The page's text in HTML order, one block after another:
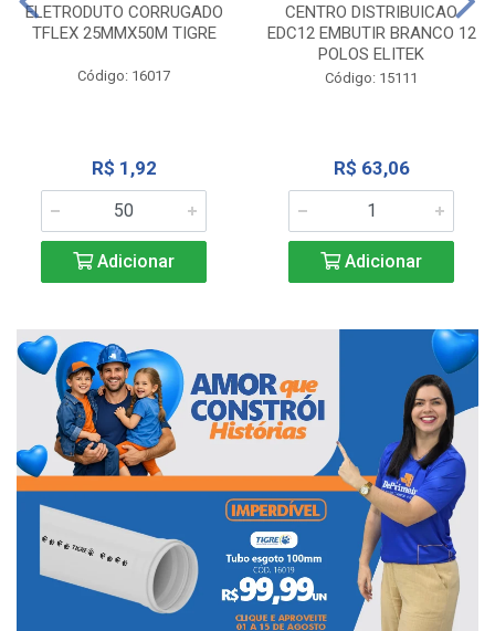
ELETRODUTO CORRUGADO
TFLEX 25MMX50M TIGRE
Código: 16017
R$ 1,92
Adicionar
CENTRO DISTRIBUICAO
EDC12 EMBUTIR BRANCO 12
POLOS ELITEK
Código: 15111
R$ 63,06
Adicionar